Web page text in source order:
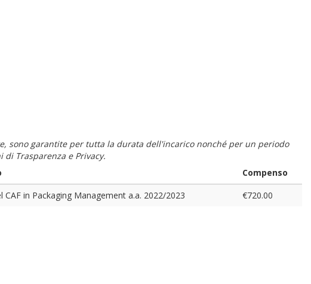
garantite per tutta la durata dell'incarico nonché per un periodo
Trasparenza e Privacy.
Compenso
in Packaging Management a.a. 2022/2023 €720.00